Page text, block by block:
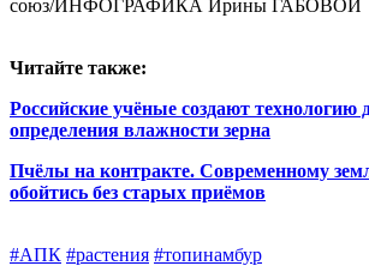
союз/ИНФОГРАФИКА Ирины ГАБОВОЙ
Читайте также:
Российские учёные создают технологию
определения влажности зерна
Пчёлы на контракте. Современному
обойтись без старых приёмов
#АПК #растения #топинамбур